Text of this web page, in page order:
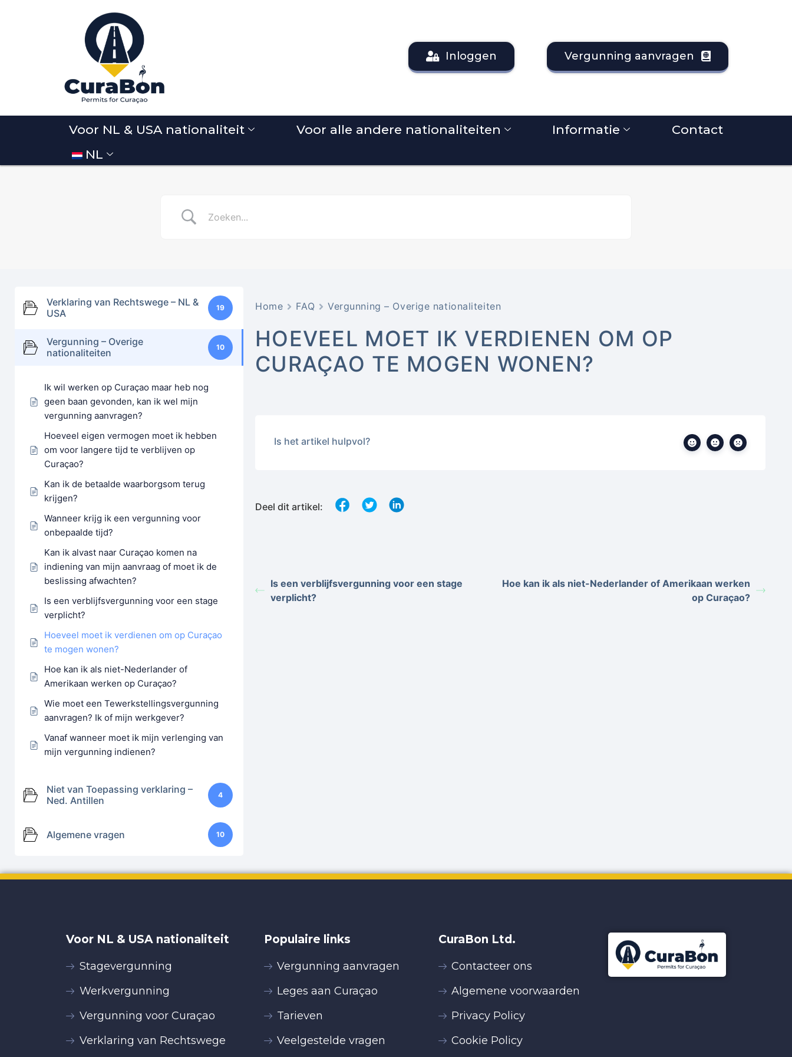
Inloggen Vergunning aanvragen
Voor NL & USA nationaliteit Voor alle andere nationaliteiten Informatie
Contact
NL
Verklaring van Rechtswege – NL &
USA
19
Vergunning – Overige
nationaliteiten
10
Ik wil werken op Curaçao maar heb nog
geen baan gevonden, kan ik wel mijn
vergunning aanvragen?
Hoeveel eigen vermogen moet ik hebben
om voor langere tijd te verblijven op
Curaçao?
Kan ik de betaalde waarborgsom terug
krijgen?
Wanneer krijg ik een vergunning voor
onbepaalde tijd?
Kan ik alvast naar Curaçao komen na
indiening van mijn aanvraag of moet ik de
beslissing afwachten?
Is een verblijfsvergunning voor een stage
verplicht?
Hoeveel moet ik verdienen om op Curaçao
te mogen wonen?
Hoe kan ik als niet-Nederlander of
Amerikaan werken op Curaçao?
Wie moet een Tewerkstellingsvergunning
aanvragen? Ik of mijn werkgever?
Vanaf wanneer moet ik mijn verlenging van
mijn vergunning indienen?
Niet van Toepassing verklaring –
Ned. Antillen
4
Algemene vragen 10
Home FAQ Vergunning – Overige nationaliteiten
HOEVEEL MOET IK VERDIENEN OM OP
CURAÇAO TE MOGEN WONEN?
Is het artikel hulpvol?
Deel dit artikel:
Is een verblijfsvergunning voor een stage
verplicht?
Hoe kan ik als niet-Nederlander of Amerikaan werken
op Curaçao?
Voor NL & USA nationaliteit
Stagevergunning
Werkvergunning
Vergunning voor Curaçao
Verklaring van Rechtswege
Populaire links
Vergunning aanvragen
Leges aan Curaçao
Tarieven
Veelgestelde vragen
CuraBon Ltd.
Contacteer ons
Algemene voorwaarden
Privacy Policy
Cookie Policy